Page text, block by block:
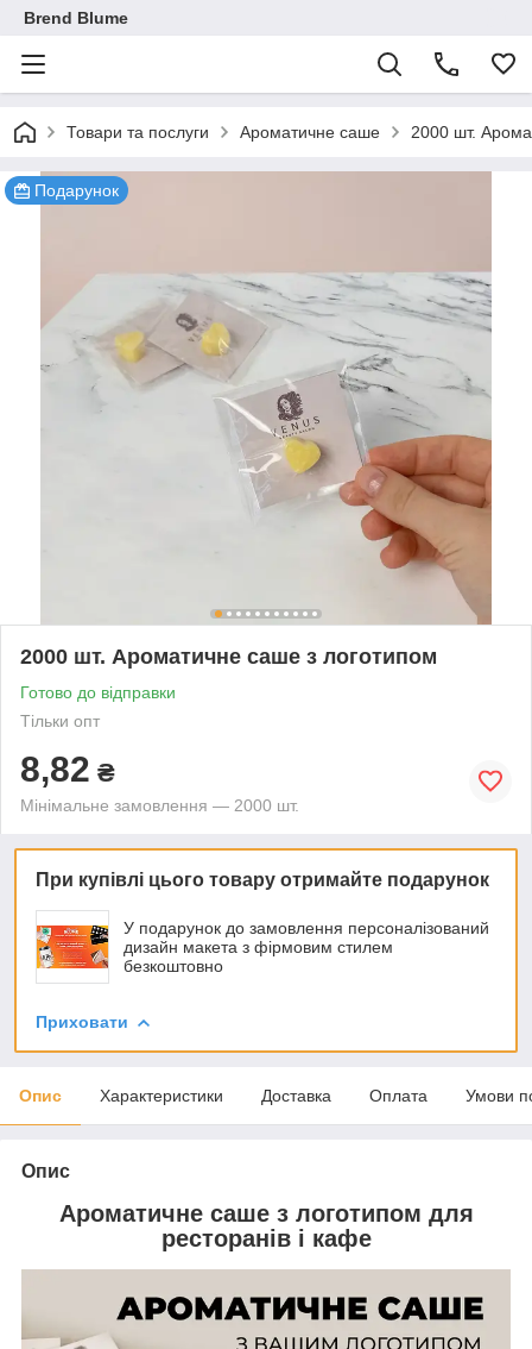
Brend Blume
Товари та послуги Ароматичне саше 2000 шт.
Подарунок
2000 шт. Ароматичне саше з логотипом
Готово до відправки
Тільки опт
8,82 ₴
Мінімальне замовлення — 2000 шт.
При купівлі цього товару отримайте подарунок
У подарунок до замовлення персоналізований
дизайн макета з фірмовим стилем
безкоштовно
Приховати
Опис Характеристики Доставка Оплата Умови
Опис
Ароматичне саше з логотипом для
ресторанів і кафе